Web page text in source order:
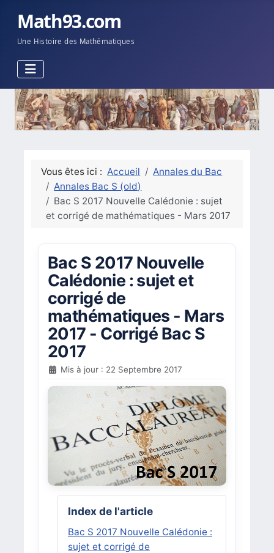
Math93.com
Une Histoire des Mathématiques
Vous êtes ici : Accueil
Annales du Bac
Annales Bac S (old)
Bac S 2017 Nouvelle Calédonie : sujet
et corrigé de mathématiques - Mars 2017
Bac S 2017 Nouvelle
Calédonie : sujet et
corrigé de
mathématiques - Mars
2017 - Corrigé Bac S
2017
Mis à jour : 22 Septembre 2017
Index de l'article
Bac S 2017 Nouvelle Calédonie :
sujet et corrigé de